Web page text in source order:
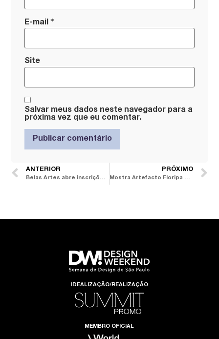
E-mail*
Site
Salvar meus dados neste navegador para a
próxima vez que eu comentar.
ANTERIOR
Belas Artes abre inscrições para cursos livres nas áreas de arquitetura, interiores e design
PRÓXIMO
Mostra Artefacto Floripa tem ambientes leves com charme modernista e olhar contemporâneo
IDEALIZAÇÃO/REALIZAÇÃO
MEMBRO OFICIAL